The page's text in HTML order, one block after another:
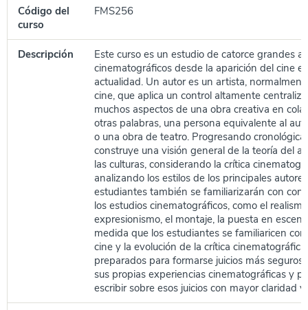
Código del
curso
FMS256
Descripción
Este curso es un estudio de catorce grandes
cinematográficos desde la aparición del cine
actualidad. Un autor es un artista,
cine, que aplica un control altamente
muchos aspectos de una obra creativa en
otras palabras, una persona equivalente al
o una obra de teatro. Progresando
construye una visión general de la teoría del
las culturas, considerando la crítica
analizando los estilos de los principales
estudiantes también se familiarizarán con
los estudios cinematográficos, como el
expresionismo, el montaje, la puesta en
medida que los estudiantes se familiaricen
cine y la evolución de la crítica
preparados para formarse juicios más seguros
sus propias experiencias cinematográficas y
escribir sobre esos juicios con mayor claridad